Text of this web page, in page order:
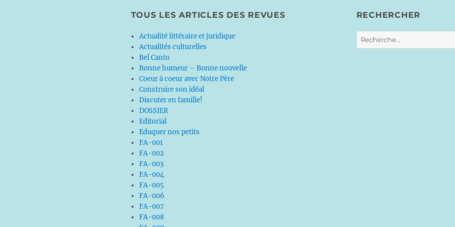
TOUS LES ARTICLES DES REVUES
Actualité littéraire et juridique
Actualités culturelles
Bel Canto
Bonne humeur – Bonne nouvelle
Coeur à coeur avec Notre Père
Construire son idéal
Discuter en famille!
DOSSIER
Editorial
Eduquer nos petits
FA-001
FA-002
FA-003
FA-004
FA-005
FA-006
FA-007
FA-008
RECHERCHER
Recherche
pour :